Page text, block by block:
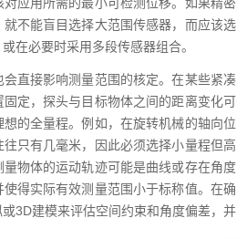
不能盲目选择大范围传感器，而应该选
在必要时采用多段传感器组合。
直接影响测量范围的核定。在某些紧凑
定，探头与目标物体之间的距离变化可
的全量程。例如，在旋转机械的轴向位
只有几毫米，因此必须选择小量程但高
物体的运动轨迹可能是曲线或存在角度
得实际有效测量范围小于标称值。在确
3D建模来评估空间约束和角度偏差，并